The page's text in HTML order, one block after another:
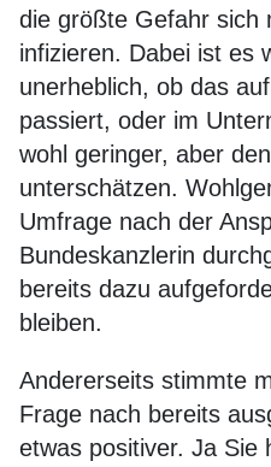
die größte Gefahr sich
infizieren. Dabei ist es
unerheblich, ob das
passiert, oder im
wohl geringer, aber
unterschätzen.
Umfrage nach der
Bundeskanzlerin
bereits dazu
bleiben.
Andererseits stimmte
Frage nach bereits
etwas positiver. Ja Sie